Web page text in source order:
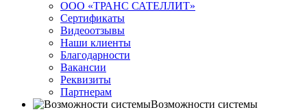
ООО «ТРАНС САТЕЛЛИТ»
Сертификаты
Видеоотзывы
Наши клиенты
Благодарности
Вакансии
Реквизиты
Партнерам
Возможности системы